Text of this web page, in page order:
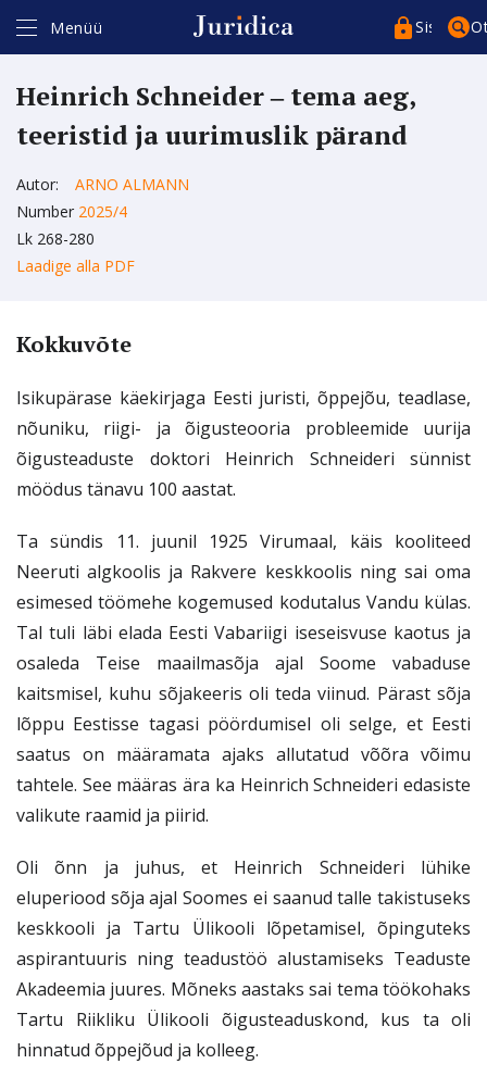
Menüü Sisenege
Heinrich Schneider ‒ tema aeg,
teeristid ja uurimuslik pärand
Autor:
ARNO ALMANN
Number 2025/4
Lk 268-280
Laadige alla PDF
Kokkuvõte
Isikupärase käekirjaga Eesti juristi, õppejõu, teadlase,
nõuniku, riigi- ja õigusteooria probleemide uurija
õigusteaduste doktori Heinrich Schneideri sünnist
möödus tänavu 100 aastat.
Ta sündis 11. juunil 1925 Virumaal, käis kooliteed
Neeruti algkoolis ja Rakvere keskkoolis ning sai oma
esimesed töömehe kogemused kodutalus Vandu külas.
Tal tuli läbi elada Eesti Vabariigi iseseisvuse kaotus ja
osaleda Teise maailmasõja ajal Soome vabaduse
kaitsmisel, kuhu sõjakeeris oli teda viinud. Pärast sõja
lõppu Eestisse tagasi pöördumisel oli selge, et Eesti
saatus on määramata ajaks allutatud võõra võimu
tahtele. See määras ära ka Heinrich Schneideri edasiste
valikute raamid ja piirid.
Oli õnn ja juhus, et Heinrich Schneideri lühike
eluperiood sõja ajal Soomes ei saanud talle takistuseks
keskkooli ja Tartu Ülikooli lõpetamisel, õpinguteks
aspirantuuris ning teadustöö alustamiseks Teaduste
Akadeemia juures. Mõneks aastaks sai tema töökohaks
Tartu Riikliku Ülikooli õigusteaduskond, kus ta oli
hinnatud õppejõud ja kolleeg.
Kasutajakonto*
Pea sessioon meeles
SISENEGE
Kui teil ei ole kasutajakontot, siis registreeruge
siin
Unustasite parooli?
Tellige uus parool
Artikli ostmiseks ja lugemiseks peate kasutajakontosse sisse
logima isikukoodiga (ID-kaart, Mobiil-ID, Smart-ID).
Kui teil ei ole kasutajakontot, siis registreeruge